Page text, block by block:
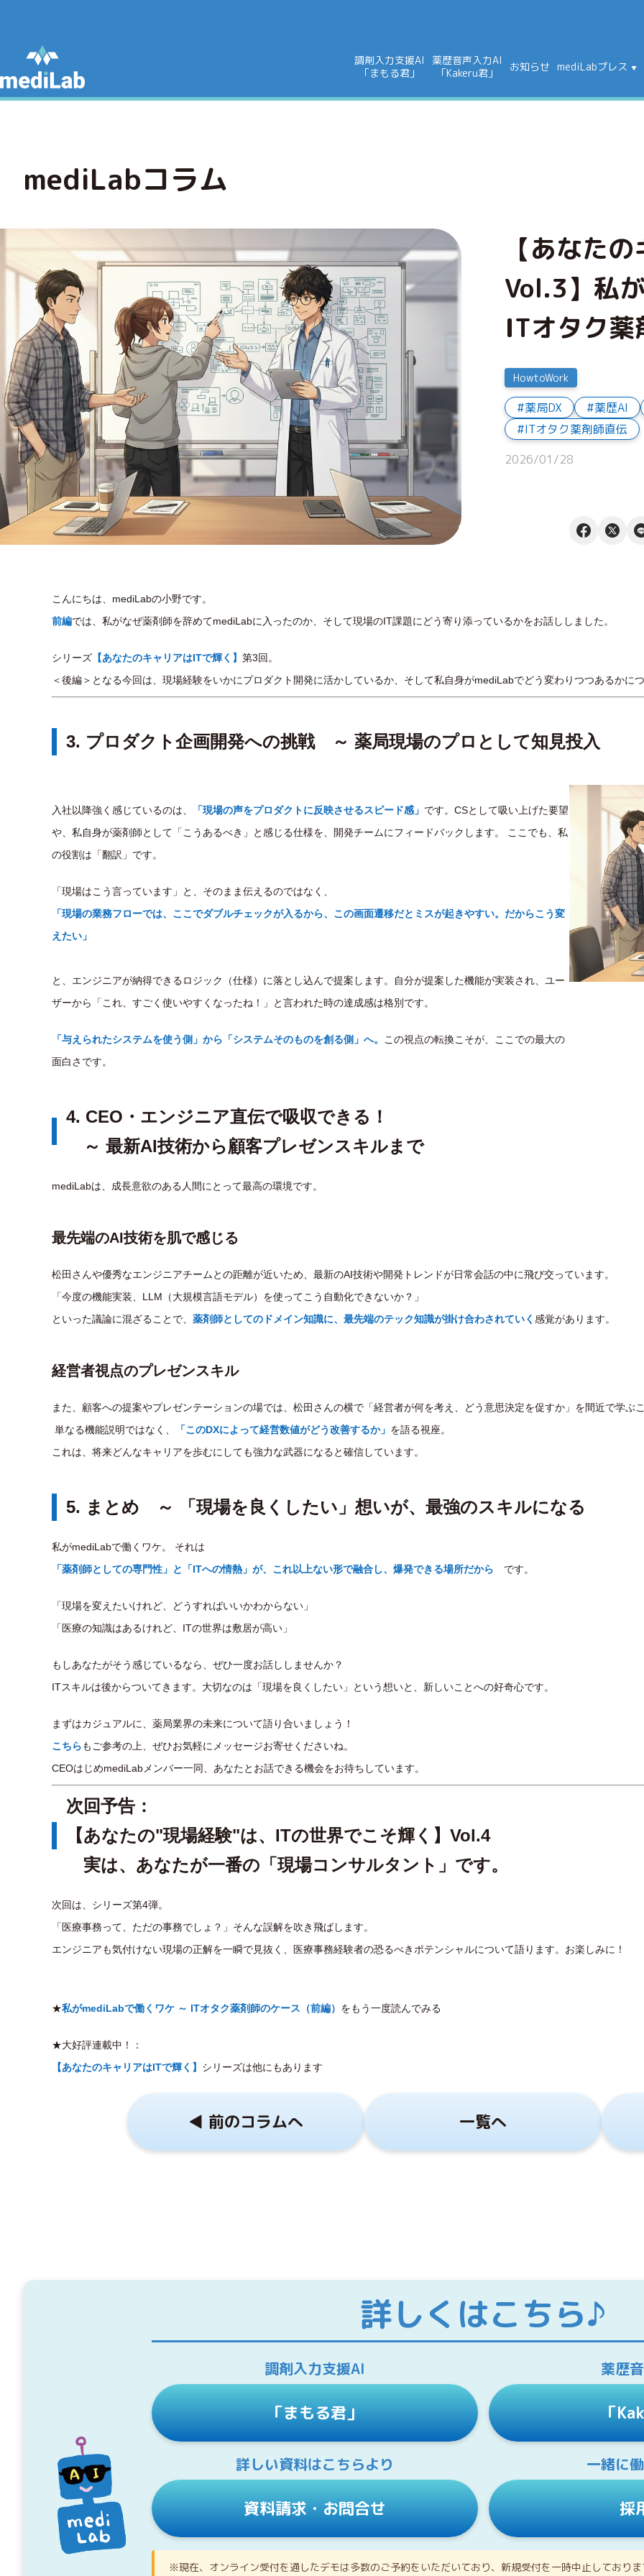
調剤入力支援AI
「まもる君」
薬歴音声入力AI
「Kakeru君」
お知らせ mediLabプレス
mediLabコラム
【あなた
Vol.3】私
ITオタク薬
HowtoWork
薬局DX 薬歴AI
ITオタク薬剤師直伝
2026/01/28
こんにちは、mediLabの小野です。
前編では、私がなぜ薬剤師を辞めてmediLabに入ったのか、そして現場のIT課題にどう寄り添っているかをお話ししました。
シリーズ 【あなたのキャリアはITで輝く】 第3回。
＜後編＞となる今回は、現場経験をいかにプロダクト開発に活かしているか、そして私自身がmediLabでどう変わりつつあるかにつ
3. プロダクト企画開発への挑戦 ～ 薬局現場のプロとして知見投入
入社以降強く感じているのは、 「現場の声をプロダクトに反映させるスピード感」 です。CSとして吸い上げた要望
や、私自身が薬剤師として「こうあるべき」と感じる仕様を、開発チームにフィードバックします。 ここでも、私
の役割は「翻訳」です。
「現場はこう言っています」と、そのまま伝えるのではなく、
「現場の業務フローでは、ここでダブルチェックが入るから、この画面遷移だとミスが起きやすい。だからこう変
えたい」
と、エンジニアが納得できるロジック（仕様）に落とし込んで提案します。自分が提案した機能が実装され、ユー
ザーから「これ、すごく使いやすくなったね！」と言われた時の達成感は格別です。
「与えられたシステムを使う側」から「システムそのものを創る側」へ。
この視点の転換こそが、ここでの最大の
面白さです。
4. CEO・エンジニア直伝で吸収できる！
～ 最新AI技術から顧客プレゼンスキルまで
mediLabは、成長意欲のある人間にとって最高の環境です。
最先端のAI技術を肌で感じる
松田さんや優秀なエンジニアチームとの距離が近いため、最新のAI技術や開発トレンドが日常会話の中に飛び交っています。
「今度の機能実装、LLM（大規模言語モデル）を使ってこう自動化できないか？」
といった議論に混ざることで、 薬剤師としてのドメイン知識に、最先端のテック知識が掛け合わされていく 感覚があります。
経営者視点のプレゼンスキル
また、顧客への提案やプレゼンテーションの場では、松田さんの横で「経営者が何を考え、どう意思決定を促すか」を間近で学ぶこ
単なる機能説明ではなく、
「このDXによって経営数値がどう改善するか」 を語る視座。
これは、将来どんなキャリアを歩むにしても強力な武器になると確信しています。
5. まとめ ～ 「現場を良くしたい」想いが、最強のスキルになる
私がmediLabで働くワケ。 それは
「薬剤師としての専門性」と「ITへの情熱」が、これ以上ない形で融合し、爆発できる場所だから
です。
「現場を変えたいけれど、どうすればいいかわからない」
「医療の知識はあるけれど、ITの世界は敷居が高い」
もしあなたがそう感じているなら、ぜひ一度お話ししませんか？
ITスキルは後からついてきます。大切なのは「現場を良くしたい」という想いと、新しいことへの好奇心です。
まずはカジュアルに、薬局業界の未来について語り合いましょう！
こちらもご参考の上、ぜひお気軽にメッセージお寄せくださいね。
CEOはじめmediLabメンバー一同、あなたとお話できる機会をお待ちしています。
次回予告：
【あなたの"現場経験"は、ITの世界でこそ輝く】Vol.4
実は、あなたが一番の「現場コンサルタント」です。
次回は、シリーズ第4弾。
「医療事務って、ただの事務でしょ？」そんな誤解を吹き飛ばします。
エンジニアも気付けない現場の正解を一瞬で見抜く、医療事務経験者の恐るべきポテンシャルについて語ります。お楽しみに！
★私がmediLabで働くワケ ～ ITオタク薬剤師のケース（前編） をもう一度読んでみる
★大好評連載中！：
【あなたのキャリアはITで輝く】 シリーズは他にもあります
◀︎ 前のコラムへ 一覧へ
詳しくはこちら♪
調剤入力支援AI
「まもる君」
薬歴
「
詳しい資料はこちらより
資料請求・お問合せ
一緒に
採
※現在、オンライン受付を通したデモは多数のご予約をいただいており、新規受付を一時中止しており